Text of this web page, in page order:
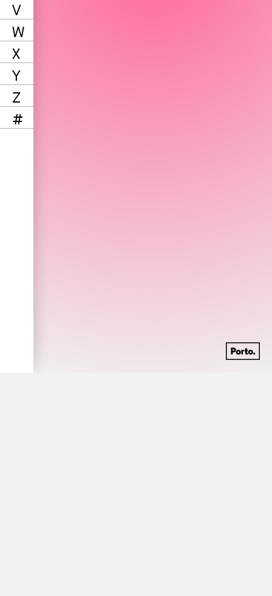
V
W
X
Y
Z
#